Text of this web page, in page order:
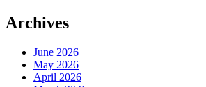
Archives
June 2026
May 2026
April 2026